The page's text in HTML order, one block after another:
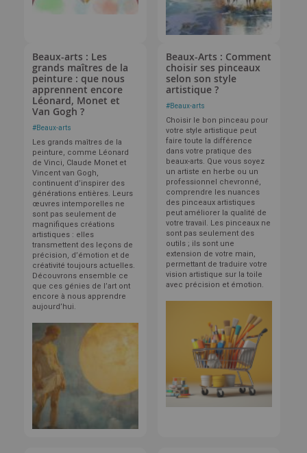
Beaux-arts : Les
grands maîtres de la
peinture : que nous
apprennent encore
Léonard, Monet et
Van Gogh ?
#Beaux-arts
Les grands maîtres de la
peinture, comme Léonard
de Vinci, Claude Monet et
Vincent van Gogh,
continuent d’inspirer des
générations entières. Leurs
œuvres intemporelles ne
sont pas seulement de
magnifiques créations
artistiques : elles
transmettent des leçons de
précision, d’émotion et de
créativité toujours actuelles.
Découvrons ensemble ce
que ces génies de l’art ont
encore à nous apprendre
aujourd’hui.
Beaux-Arts : Comment
choisir ses pinceaux
selon son style
artistique ?
#Beaux-arts
Choisir le bon pinceau pour
votre style artistique peut
faire toute la différence
dans votre pratique des
beaux-arts. Que vous soyez
un artiste en herbe ou un
professionnel chevronné,
comprendre les nuances
des pinceaux artistiques
peut améliorer la qualité de
votre travail. Les pinceaux ne
sont pas seulement des
outils ; ils sont une
extension de votre main,
permettant de traduire votre
vision artistique sur la toile
avec précision et émotion.